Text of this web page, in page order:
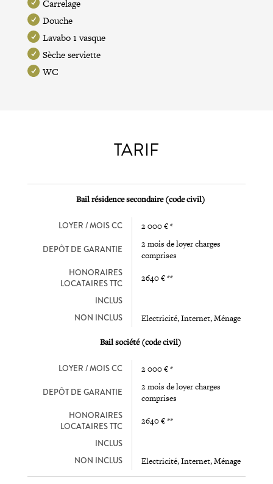
Carrelage
Douche
Lavabo 1 vasque
Sèche serviette
WC
TARIF
Bail résidence secondaire (code civil)
LOYER / MOIS CC 2 000 € *
DEPÔT DE GARANTIE
2 mois de loyer charges
comprises
HONORAIRES
LOCATAIRES TTC
2640 € **
INCLUS
NON INCLUS
Electricité, Internet, Ménage
Bail société (code civil)
LOYER / MOIS CC 2 000 € *
DEPÔT DE GARANTIE
2 mois de loyer charges
comprises
HONORAIRES
LOCATAIRES TTC
2640 € **
INCLUS
NON INCLUS
Electricité, Internet, Ménage